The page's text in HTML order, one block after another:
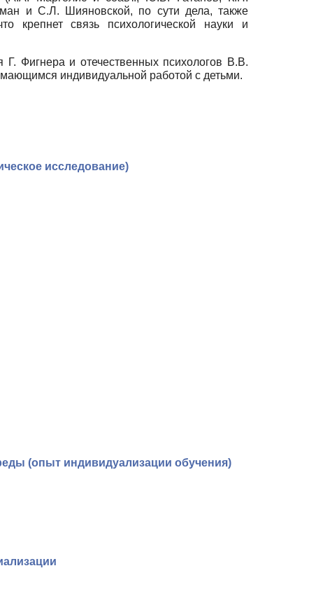
и С.Л. Шияновской, по сути дела, также
крепнет связь психологической науки и
Г. Фигнера и отечественных психологов В.В.
индивидуальной работой с детьми.
исследование)
(опыт индивидуализации обучения)